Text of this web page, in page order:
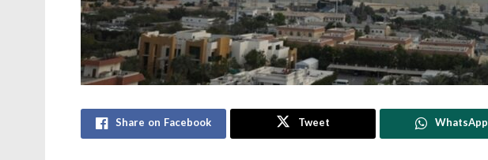
Share on Facebook Tweet WhatsApp